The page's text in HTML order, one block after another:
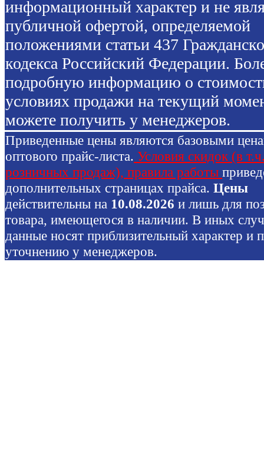
информационный характер и не
публичной офертой, определяемой
положениями статьи 437
кодекса Российский Федерации.
подробную информацию о
условиях продажи на текущий
можете получить у менеджеров.
Приведенные цены являются базовыми
оптового прайс-листа. Условия скидок (в
розничных продаж), правила работы
дополнительных страницах прайса. Цены
действительны на 10.08.2026 и лишь для
товара, имеющегося в наличии. В иных
данные носят приблизительный характер и
уточнению у менеджеров.